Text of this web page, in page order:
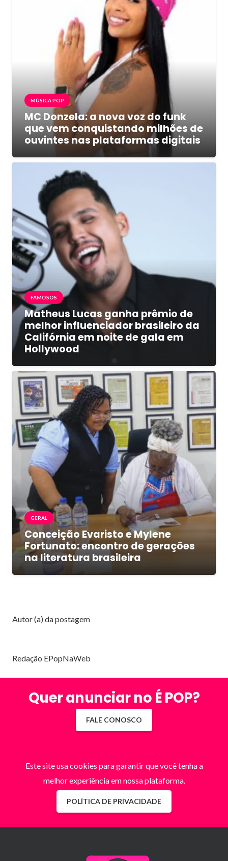
MÚSICA POP
MC Donzela: a nova voz do funk
que vem conquistando milhões de
ouvintes nas plataformas digitais
FAMOSOS
Matheus Lucas ganha prêmio de
melhor influenciador brasileiro da
Califórnia em noite de gala em
Hollywood
GERAL
Conceição Evaristo e Mylene
Fortunato: encontro de gerações
na literatura brasileira
Autor (a) da postagem
Redação EPopNaWeb
Quer anunciar no É POP?
FALE CONOSCO
Este site usa cookies para garantir que você tenha a
melhor experiência em nossa plataforma.
POLÍTICA DE PRIVACIDADE